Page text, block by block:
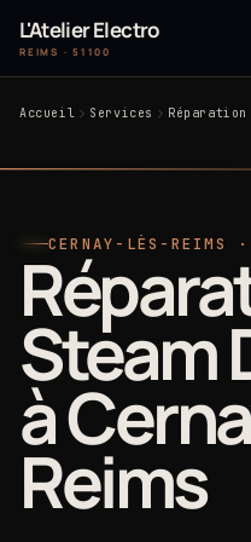
L'Atelier Electro
REIMS · 51100
Accueil Services Réparation
CERNAY-LÈS-REIMS
Steam
à
Reims